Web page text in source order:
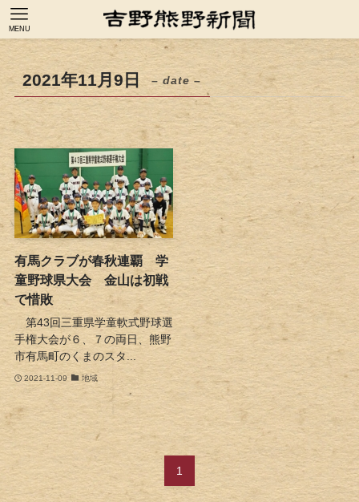
MENU
2021年11月9日 – date –
有馬クラブが春秋連覇 学
童野球県大会 金山は初戦
で惜敗
第43回三重県学童軟式野球選
手権大会が６、７の両日、熊野
市有馬町のくまのスタ...
2021-11-09 地域
1